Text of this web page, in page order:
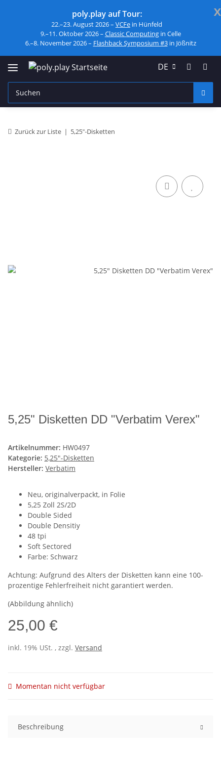
x
poly.play auf Tour:
22.–23. August 2026 – VCFe in Hünfeld
9.–11. Oktober 2026 – Classic Computingin Celle
6.–8. November 2026 – Flashback Symposium #3in Jößnitz
DE
Zurück zur Liste 5,25"-Disketten
5,25" Disketten DD "Verbatim Verex"
Artikelnummer: HW0497
Kategorie: 5,25"-Disketten
Hersteller: Verbatim
Neu, originalverpackt, in Folie
5,25 Zoll 2S/2D
Double Sided
Double Densitiy
48 tpi
Soft Sectored
Farbe: Schwarz
Achtung: Aufgrund des Alters der Disketten kann eine 100-
prozentige Fehlerfreiheit nicht garantiert werden.
(Abbildung ähnlich)
25,00 €
inkl. 19% USt. , zzgl. Versand
Momentan nicht verfügbar
Beschreibung